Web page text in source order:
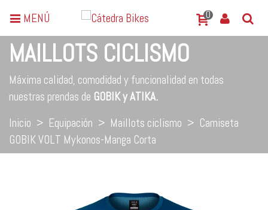
MENÚ 0
MAILLOTS CICLISMO
Máxima calidad, comodidad y funcionalidad en todas
nuestras prendas de GOBIK y ATIKA.
Inicio > Equipación > Maillots ciclismo > Camiseta
GOBIK VOLT Mykonos-Manga Corta